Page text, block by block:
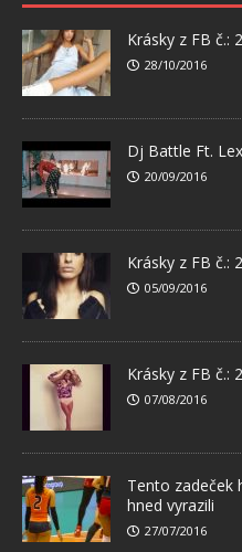
Krásky z FB č.:
28/10/2016
Dj Battle Ft.
20/09/2016
Krásky z FB č.:
05/09/2016
Krásky z FB č.:
07/08/2016
Tento zadeček
hned vyrazili
27/07/2016